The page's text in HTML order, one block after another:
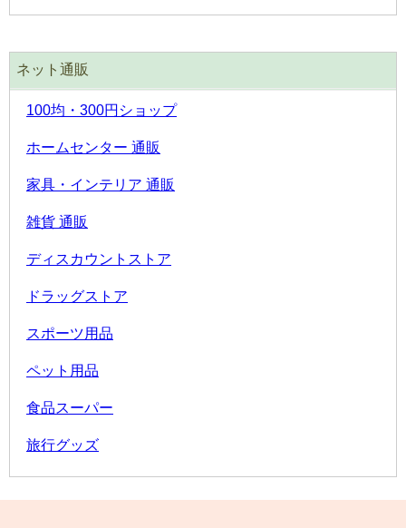
ネット通販
100均・300円ショップ
ホームセンター 通販
家具・インテリア 通販
雑貨 通販
ディスカウントストア
ドラッグストア
スポーツ用品
ペット用品
食品スーパー
旅行グッズ